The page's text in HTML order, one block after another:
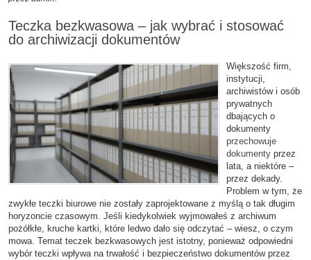
Teczka bezkwasowa – jak wybrać i stosować
do archiwizacji dokumentów
Większość firm,
instytucji,
archiwistów i osób
prywatnych
dbających o
dokumenty
przechowuje
dokumenty przez
lata, a niektóre –
przez dekady.
Problem w tym, że
zwykłe teczki biurowe nie zostały zaprojektowane z myślą o tak długim
horyzoncie czasowym. Jeśli kiedykolwiek wyjmowałeś z archiwum
pożółkłe, kruche kartki, które ledwo dało się odczytać – wiesz, o czym
mowa. Temat teczek bezkwasowych jest istotny, ponieważ odpowiedni
wybór teczki wpływa na trwałość i bezpieczeństwo dokumentów przez